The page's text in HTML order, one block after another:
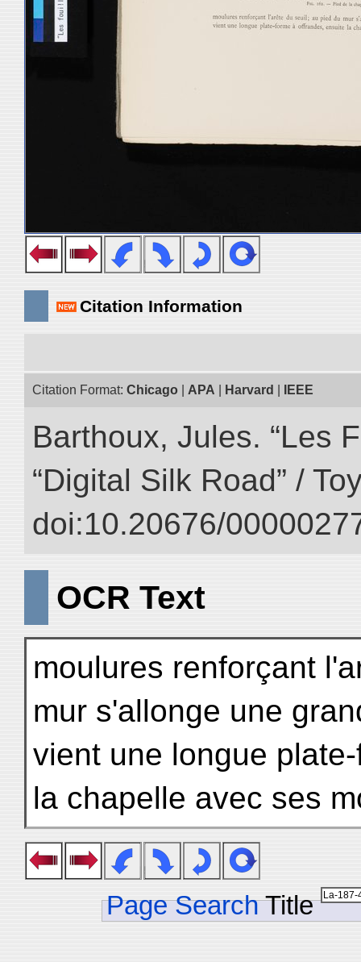
Citation Information
Citation Format: Chicago APA Harvard IEEE
Barthoux, Jules. “Les
“Digital Silk Road” /
doi:10.20676/
OCR Text
moulures renforçant
mur s'allonge une
vient une longue
la chapelle avec ses
Page Search Title